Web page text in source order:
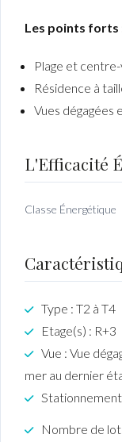
Les points forts
Plage et
Résidence à
Vues dégagées
L'Efficacité
Classe Énergétique
Type : T2 à T4
Etage(s) : R+3
Vue : Vue
mer au dernier
Nombre de